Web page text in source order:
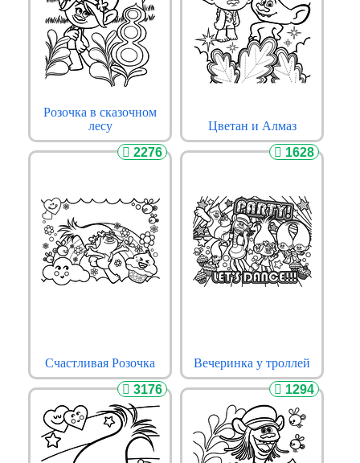
Розочка в сказочном
лесу
Цветан и Алмаз
2276
Счастливая Розочка
1628
Вечеринка у троллей
3176 1294